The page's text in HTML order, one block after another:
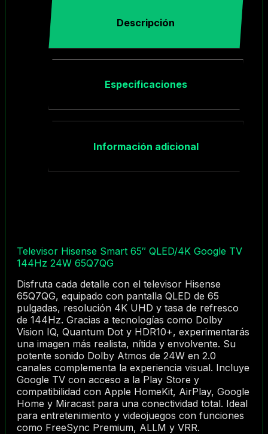
Descripción
Especificaciones
Información adicional
Televisor Hisense Smart 65″ QLED/4K Google TV
144Hz 24W 65Q7QG
Disfruta cada detalle con el televisor Hisense
65Q7QG, equipado con pantalla QLED de 65
pulgadas, resolución 4K UHD y tasa de refresco
de 144Hz. Gracias a tecnologías como Dolby
Vision IQ, Quantum Dot y HDR10+, experimentarás
una imagen más realista, nítida y envolvente. Su
potente sonido Dolby Atmos de 24W en 2.0
canales complementa la experiencia visual. Incluye
Google TV con acceso a la Play Store y
compatibilidad con Apple HomeKit, AirPlay, Google
Home y Miracast para una conectividad total. Ideal
para entretenimiento y videojuegos con funciones
como FreeSync Premium, ALLM y VRR.